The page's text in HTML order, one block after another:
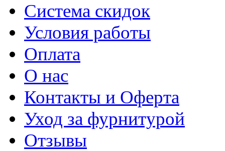
Система скидок
Условия работы
Оплата
О нас
Контакты и Оферта
Уход за фурнитурой
Отзывы